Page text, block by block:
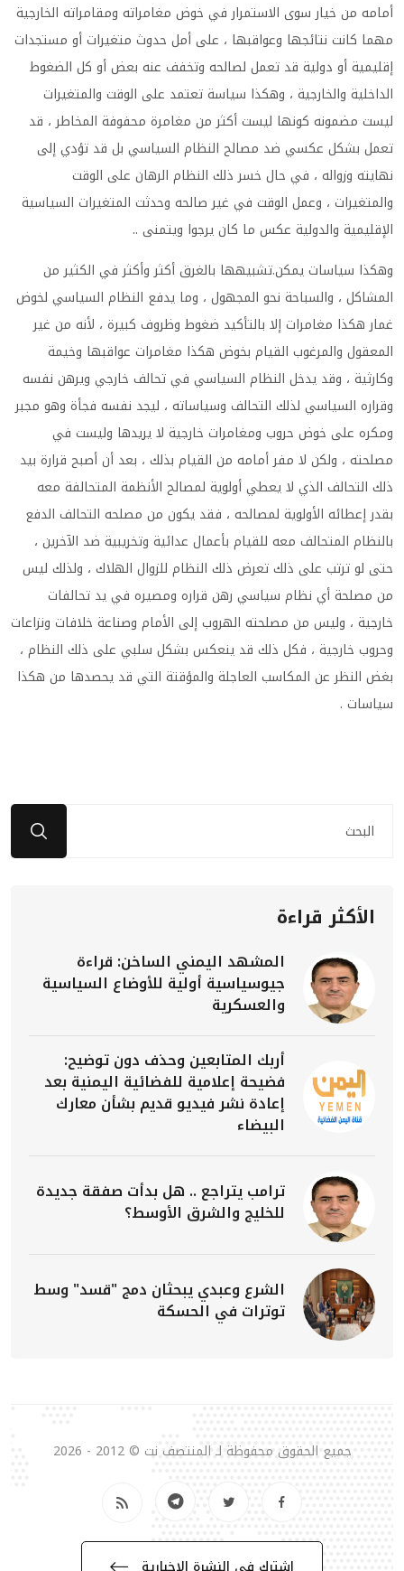
أمامه من خيار سوى الاستمرار في خوض مغامراته ومقامراته الخارجية
مهما كانت نتائجها وعواقبها ، على أمل حدوث متغيرات أو مستجدات
إقليمية أو دولية قد تعمل لصالحه وتخفف عنه بعض أو كل الضغوط
الداخلية والخارجية ، وهكذا سياسة تعتمد على الوقت والمتغيرات
ليست مضمونه كونها ليست أكثر من مغامرة محفوفة المخاطر ، قد
تعمل بشكل عكسي ضد مصالح النظام السياسي بل قد تؤدي إلى
نهايته وزواله ، في حال خسر ذلك النظام الرهان على الوقت
والمتغيرات ، وعمل الوقت في غير صالحه وحدثت المتغيرات السياسية
الإقليمية والدولية عكس ما كان يرجوا ويتمنى ..
وهكذا سياسات يمكن.تشبيهها بالغرق أكثر وأكثر في الكثير من
المشاكل ، والسباحة نحو المجهول ، وما يدفع النظام السياسي لخوض
غمار هكذا مغامرات إلا بالتأكيد ضغوط وظروف كبيرة ، لأنه من غير
المعقول والمرغوب القيام بخوض هكذا مغامرات عواقبها وخيمة
وكارثية ، وقد يدخل النظام السياسي في تحالف خارجي ويرهن نفسه
وقراره السياسي لذلك التحالف وسياساته ، ليجد نفسه فجأة وهو مجبر
ومكره على خوض حروب ومغامرات خارجية لا يريدها وليست في
مصلحته ، ولكن لا مفر أمامه من القيام بذلك ، بعد أن أصبح قرارة بيد
ذلك التحالف الذي لا يعطي أولوية لمصالح الأنظمة المتحالفة معه
بقدر إعطائه الأولوية لمصالحه ، فقد يكون من مصلحه التحالف الدفع
بالنظام المتحالف معه للقيام بأعمال عدائية وتخريبية ضد الآخرين ،
حتى لو ترتب على ذلك تعرض ذلك النظام للزوال الهلاك ، ولذلك ليس
من مصلحة أي نظام سياسي رهن قراره ومصيره في يد تحالفات
خارجية ، وليس من مصلحته الهروب إلى الأمام وصناعة خلافات ونزاعات
وحروب خارجية ، فكل ذلك قد ينعكس بشكل سلبي على ذلك النظام ،
بغض النظر عن المكاسب العاجلة والمؤقتة التي قد يحصدها من هكذا
سياسات .
الأكثر قراءة
المشهد اليمني الساخن: قراءة
جيوسياسية أولية للأوضاع السياسية
والعسكرية
أربك المتابعين وحذف دون توضيح:
فضيحة إعلامية للفضائية اليمنية بعد
إعادة نشر فيديو قديم بشأن معارك
البيضاء
ترامب يتراجع .. هل بدأت صفقة جديدة
للخليج والشرق الأوسط؟
الشرع وعبدي يبحثان دمج "قسد" وسط
توترات في الحسكة
جميع الحقوق محفوظة لـ المنتصف نت © 2012 - 2026